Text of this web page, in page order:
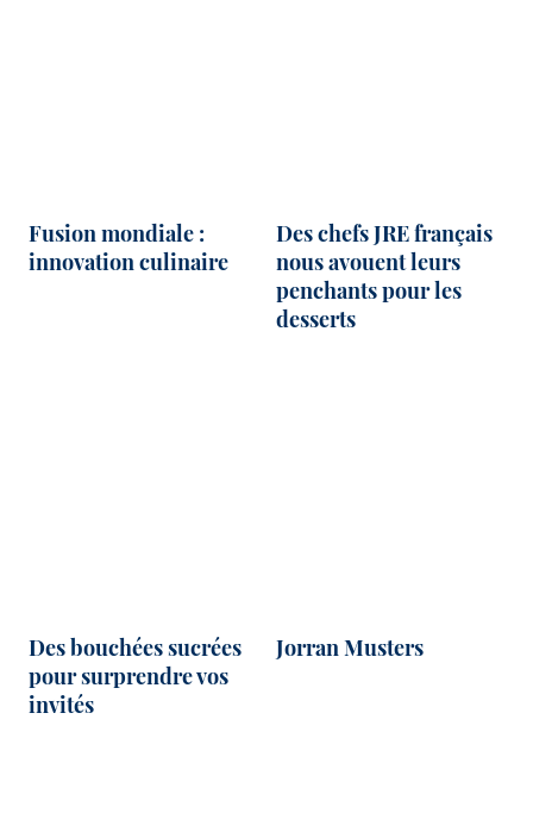
Fusion mondiale :
innovation culinaire
Des chefs JRE français
nous avouent leurs
penchants pour les
desserts
Des bouchées sucrées
pour surprendre vos
invités
Jorran Musters